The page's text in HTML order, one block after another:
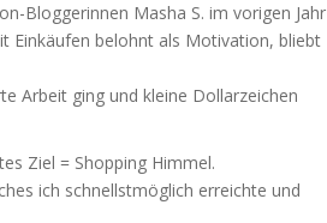
Bloggerinnen Masha S. im vorigen Jahr
Einkäufen belohnt als Motivation, bliebt
Arbeit ging und kleine Dollarzeichen
Ziel = Shopping Himmel.
ich schnellstmöglich erreichte und